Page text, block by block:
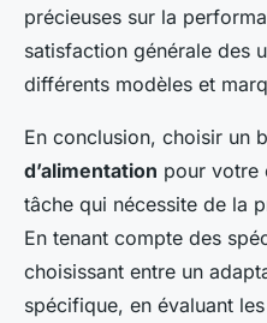
précieuses sur la
satisfaction générale des
différents modèles et
En conclusion, choisir un
d’alimentation pour votre
tâche qui nécessite de la
En tenant compte des
choisissant entre un
spécifique, en évaluant